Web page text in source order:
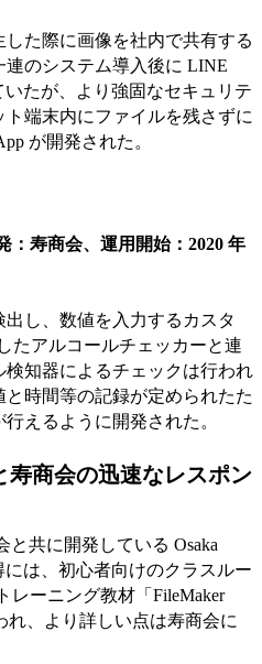
た際に画像を社内で共有する
連のシステム導入後に LINE
たが、より強固なセキュリテ
端末内にファイルを残さずに
が開発された。
：寿商会、運用開始：2020 年
し、数値を入力するカスタ
たアルコールチェッカーと連
知器によるチェックは行われ
時間等の記録が定められたた
えるように開発された。
商会の迅速なレスポン
と共に開発している Osaka
には、初心者向けのクラスルー
レーニング教材「FileMaker
れ、より詳しい点は寿商会に